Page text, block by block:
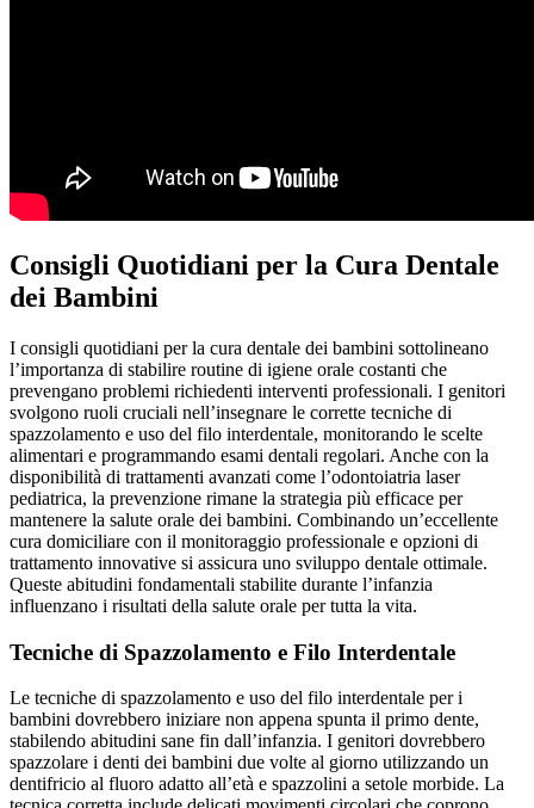
Consigli Quotidiani per la Cura Dentale
dei Bambini
I consigli quotidiani per la cura dentale dei bambini sottolineano
l’importanza di stabilire routine di igiene orale costanti che
prevengano problemi richiedenti interventi professionali. I genitori
svolgono ruoli cruciali nell’insegnare le corrette tecniche di
spazzolamento e uso del filo interdentale, monitorando le scelte
alimentari e programmando esami dentali regolari. Anche con la
disponibilità di trattamenti avanzati come l’odontoiatria laser
pediatrica, la prevenzione rimane la strategia più efficace per
mantenere la salute orale dei bambini. Combinando un’eccellente
cura domiciliare con il monitoraggio professionale e opzioni di
trattamento innovative si assicura uno sviluppo dentale ottimale.
Queste abitudini fondamentali stabilite durante l’infanzia
influenzano i risultati della salute orale per tutta la vita.
Tecniche di Spazzolamento e Filo Interdentale
Le tecniche di spazzolamento e uso del filo interdentale per i
bambini dovrebbero iniziare non appena spunta il primo dente,
stabilendo abitudini sane fin dall’infanzia. I genitori dovrebbero
spazzolare i denti dei bambini due volte al giorno utilizzando un
dentifricio al fluoro adatto all’età e spazzolini a setole morbide. La